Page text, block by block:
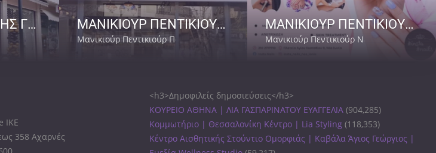
ΚΕΝΤΡΟ ΑΙΣΘΗΤΙΚΗΣ ΓΕΡΑΚΑΣ | THE HOUSE OF BEAUTY-GEORGIA ΜΑΝΙΚΙΟΥΡ ΠΕΝΤΙΚΙΟΥΡ ΠΑΙΑΝΙΑ | BEAUTIFUL PLACE NAILS AND MORE
Μανικιούρ Πεντικιούρ Παιανία
ΜΑΝΙΚΙΟΥΡ ΠΕΝΤΙΚΙΟΥΡ ΠΕΥΚΑΚΙΑ ΝΕΑ ΙΩΝΙΑ | ΑΙΣΘΗΤΙΚΗ INSTA NAILS
Μανικιούρ Πεντικιούρ Νέα Ιωνία
IKE
358 Αχαρνές
<h3>Δημοφιλείς δημοσιεύσεις</h3>
ΚΟΥΡΕΙΟ ΑΘΗΝΑ | ΛΙΑ ΓΑΣΠΑΡΙΝΑΤΟΥ ΕΥΑΓΓΕΛΙΑ (904,285)
Κομμωτήριο | Θεσσαλονίκη Κέντρο | Lia Styling (118,353)
Κέντρο Αισθητικής Στούντιο Ομορφιάς | Καβάλα Άγιος Γεώργιος |